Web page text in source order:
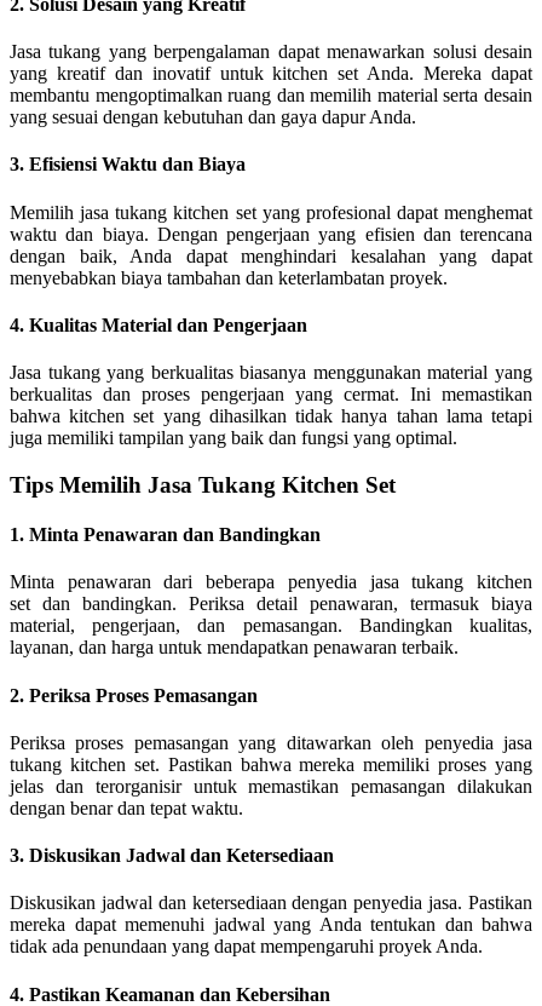
Jasa tukang yang berpengalaman dapat menawarkan solusi desain
yang kreatif dan inovatif untuk kitchen set Anda. Mereka dapat
membantu mengoptimalkan ruang dan memilih material serta desain
yang sesuai dengan kebutuhan dan gaya dapur Anda.
3. Efisiensi Waktu dan Biaya
Memilih jasa tukang kitchen set yang profesional dapat menghemat
waktu dan biaya. Dengan pengerjaan yang efisien dan terencana
dengan baik, Anda dapat menghindari kesalahan yang dapat
menyebabkan biaya tambahan dan keterlambatan proyek.
4. Kualitas Material dan Pengerjaan
Jasa tukang yang berkualitas biasanya menggunakan material yang
berkualitas dan proses pengerjaan yang cermat. Ini memastikan
bahwa kitchen set yang dihasilkan tidak hanya tahan lama tetapi
juga memiliki tampilan yang baik dan fungsi yang optimal.
Tips Memilih Jasa Tukang Kitchen Set
1. Minta Penawaran dan Bandingkan
Minta penawaran dari beberapa penyedia jasa tukang kitchen
set dan bandingkan. Periksa detail penawaran, termasuk biaya
material, pengerjaan, dan pemasangan. Bandingkan kualitas,
layanan, dan harga untuk mendapatkan penawaran terbaik.
2. Periksa Proses Pemasangan
Periksa proses pemasangan yang ditawarkan oleh penyedia jasa
tukang kitchen set. Pastikan bahwa mereka memiliki proses yang
jelas dan terorganisir untuk memastikan pemasangan dilakukan
dengan benar dan tepat waktu.
3. Diskusikan Jadwal dan Ketersediaan
Diskusikan jadwal dan ketersediaan dengan penyedia jasa. Pastikan
mereka dapat memenuhi jadwal yang Anda tentukan dan bahwa
tidak ada penundaan yang dapat mempengaruhi proyek Anda.
4. Pastikan Keamanan dan Kebersihan